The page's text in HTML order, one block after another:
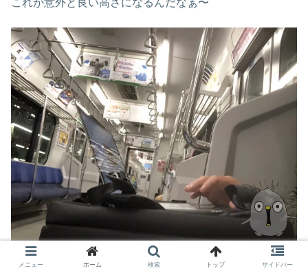
これが意外と良い高さになるんだなぁ〜
メニュー ホーム 検索 トップ サイドバー